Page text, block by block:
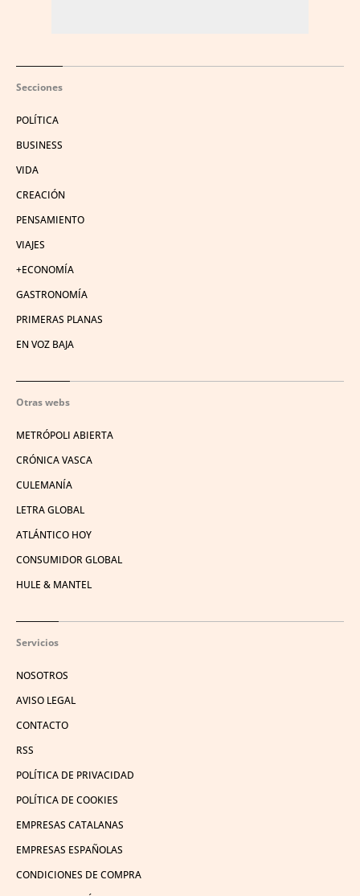
Secciones
POLÍTICA
BUSINESS
VIDA
CREACIÓN
PENSAMIENTO
VIAJES
+ECONOMÍA
GASTRONOMÍA
PRIMERAS PLANAS
EN VOZ BAJA
Otras webs
METRÓPOLI ABIERTA
CRÓNICA VASCA
CULEMANÍA
LETRA GLOBAL
ATLÁNTICO HOY
CONSUMIDOR GLOBAL
HULE & MANTEL
Servicios
NOSOTROS
AVISO LEGAL
CONTACTO
RSS
POLÍTICA DE PRIVACIDAD
POLÍTICA DE COOKIES
EMPRESAS CATALANAS
EMPRESAS ESPAÑOLAS
CONDICIONES DE COMPRA